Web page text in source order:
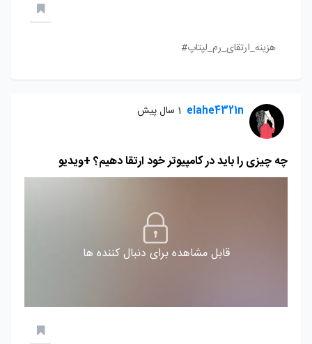
هزینه_ارتقای_رم_لپتاپ#
elahe4321n 1 سال پیش
چه چیزی را باید در کامپیوتر خود ارتقا دهیم؟ +ویدیو
قابل مشاهده برای دنبال کننده ها